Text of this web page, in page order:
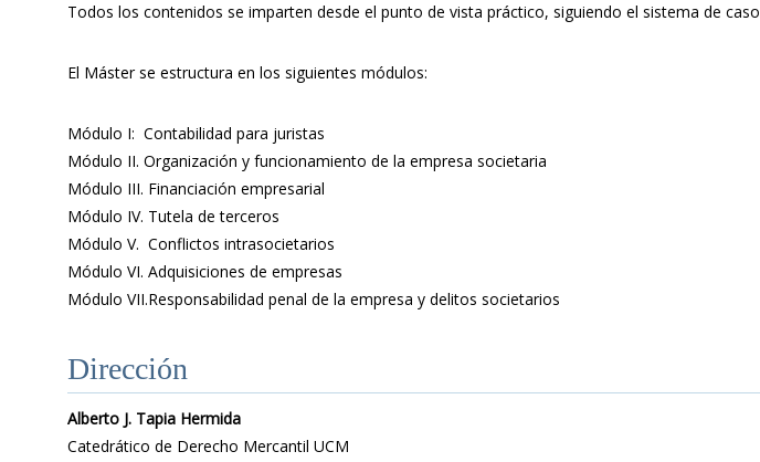
Todos los contenidos se imparten desde el punto de vista práctico, siguiendo el sistema de
El Máster se estructura en los siguientes módulos:
Módulo I: Contabilidad para juristas
Módulo II. Organización y funcionamiento de la empresa societaria
Módulo III. Financiación empresarial
Módulo IV. Tutela de terceros
Módulo V. Conflictos intrasocietarios
Módulo VI. Adquisiciones de empresas
Módulo VII.Responsabilidad penal de la empresa y delitos societarios
Dirección
Alberto J. Tapia Hermida
Catedrático de Derecho Mercantil UCM